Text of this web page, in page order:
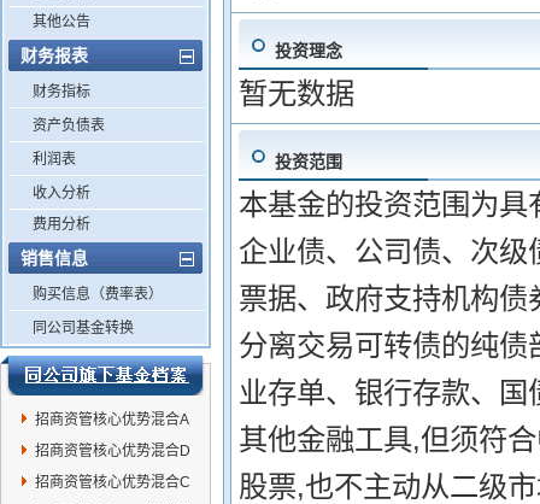
其他公告
财务报表
财务指标
资产负债表
利润表
收入分析
费用分析
销售信息
购买信息（费率表）
同公司基金转换
招商资管核心优势混合A
招商资管核心优势混合D
招商资管核心优势混合C
投资理念
暂无数据
投资范围
本基金的投资范围为
企业债、公司债、次
票据、政府支持机构
分离交易可转债的纯
业存单、银行存款、
其他金融工具,但须符
股票,也不主动从二级